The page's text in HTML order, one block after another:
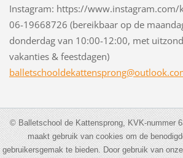
Instagram: https://www.instagram.com/
06-19668726 (bereikbaar op de
donderdag van 10:00-12:00, met
vakanties & feestdagen)
balletschooldekattensprong@outlo
© Balletschool de Kattensprong, KVK-nummer
maakt gebruik van cookies om de
gebruikersgemak te bieden. Door gebruik van